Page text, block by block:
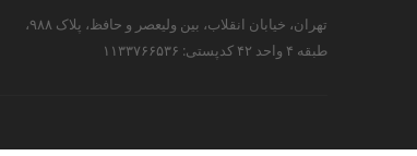
تهران، خیابان انقلاب، بین ولیعصر و حافظ، پلاک ۹۸۸،
طبقه ۴ واحد ۴۲ کدپستی: ۱۱۳۳۷۶۶۵۳۶